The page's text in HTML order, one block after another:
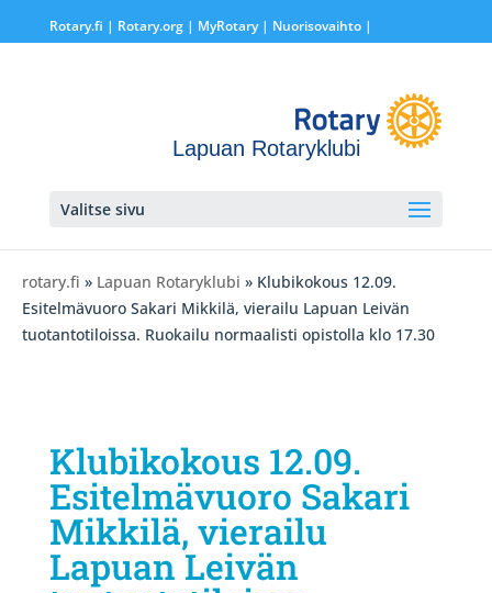
Rotary.fi | Rotary.org| MyRotary | Nuorisovaihto|
Lapuan Rotaryklubi
Valitse sivu
rotary.fi » Lapuan Rotaryklubi » Klubikokous 12.09.
Esitelmävuoro Sakari Mikkilä, vierailu Lapuan Leivän
tuotantotiloissa. Ruokailu normaalisti opistolla klo 17.30
Klubikokous 12.09.
Esitelmävuoro Sakari
Mikkilä, vierailu
Lapuan Leivän